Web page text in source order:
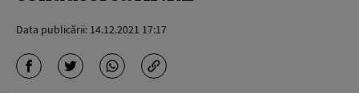
Data publicării: 14.12.2021 17:17